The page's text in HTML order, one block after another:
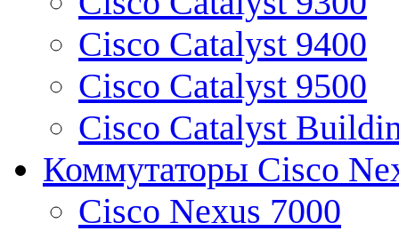
Cisco Catalyst 9400
Cisco Catalyst 9500
Cisco Catalyst
Коммутаторы Cisco
Cisco Nexus 7000